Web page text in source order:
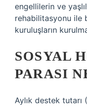
engellilerin ve
rehabilitasyonu ile
kuruluşların
SOSYAL
PARASI
Aylık destek tutarı